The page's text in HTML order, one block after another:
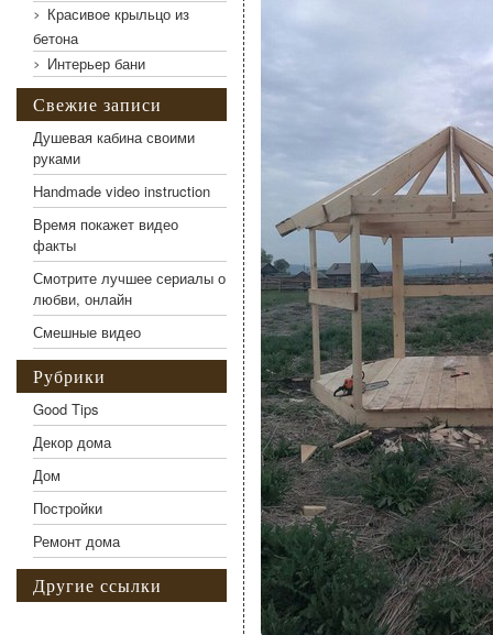
Красивое крыльцо из
бетона
Интерьер бани
Свежие записи
Душевая кабина своими
руками
Handmade video instruction
Время покажет видео
факты
Смотрите лучшее сериалы о
любви, онлайн
Смешные видео
Рубрики
Good Tips
Декор дома
Дом
Постройки
Ремонт дома
Другие ссылки